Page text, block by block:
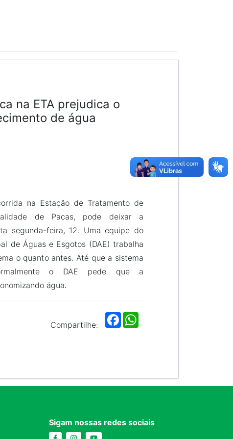
na ETA prejudica o
de água
na Estação de Tratamento de
de Pacas, pode deixar a
segunda-feira, 12. Uma equipe do
de Águas e Esgotos (DAE) trabalha
o quanto antes. Até que a sistema
o DAE pede que a
água.
Compartilhe:
F
a
Sigam nossas redes sociais